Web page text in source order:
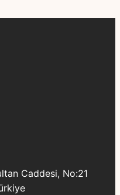
Caddesi, No:21